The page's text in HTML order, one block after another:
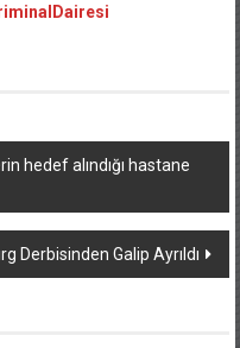
hedef alındığı hastane
Derbisinden Galip Ayrıldı